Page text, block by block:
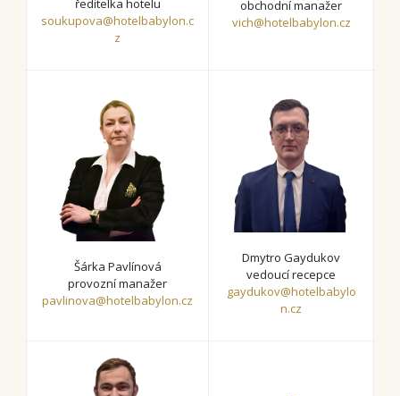
ředitelka hotelu
soukupova@hotelbabylon.c
z
obchodní manažer
vich@hotelbabylon.cz
Šárka Pavlínová
provozní manažer
pavlinova@hotelbabylon.cz
Dmytro Gaydukov
vedoucí recepce
gaydukov@hotelbabylo
n.cz